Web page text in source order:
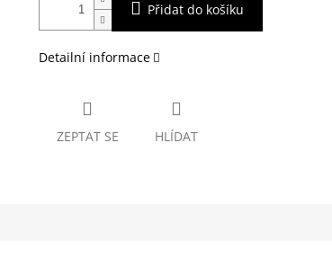
Přidat do košíku
Detailní informace
ZEPTAT SE HLÍDAT